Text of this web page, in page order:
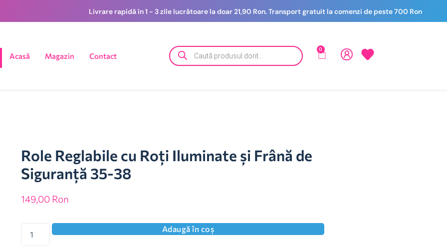
Livrare rapidă în 1 - 3 zile lucrătoare la doar 21,90 Ron. Transport gratuit la comenzi de peste 700 Ron
Acasă Magazin Contact
0
Role Reglabile cu Roți Iluminate și Frână de
Siguranță 35-38
149,00 Ron
Adaugă în coș